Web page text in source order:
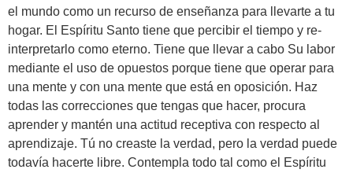
el mundo como un recurso de enseñanza para llevarte a tu
hogar. El Espíritu Santo tiene que percibir el tiempo y re-
interpretarlo como eterno. Tiene que llevar a cabo Su labor
mediante el uso de opuestos porque tiene que operar para
una mente y con una mente que está en oposición. Haz
todas las correcciones que tengas que hacer, procura
aprender y mantén una actitud receptiva con respecto al
aprendizaje. Tú no creaste la verdad, pero la verdad puede
todavía hacerte libre. Contempla todo tal como el Espíritu